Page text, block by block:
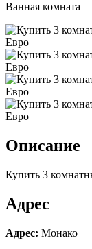
Ванная комната
Описание
Купить 3
Адрес
Адрес: Монако